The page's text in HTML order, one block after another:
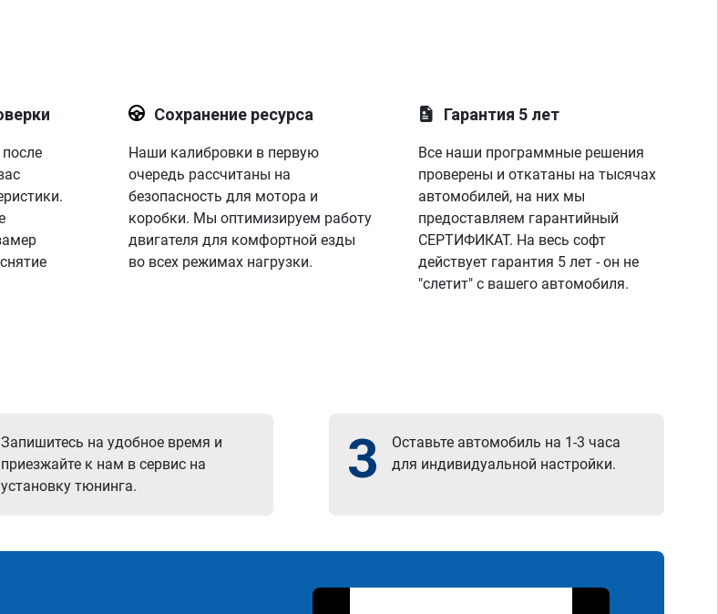
Сохранение ресурса
Наши калибровки в первую
очередь рассчитаны на
безопасность для мотора и
коробки. Мы оптимизируем работу
двигателя для комфортной езды
во всех режимах нагрузки.
Гарантия 5 лет
Все наши программные решения
проверены и откатаны на тысячах
автомобилей, на них мы
предоставляем гарантийный
СЕРТИФИКАТ. На весь софт
действует гарантия 5 лет - он не
"слетит" с вашего автомобиля.
Запишитесь на удобное время и
приезжайте к нам в сервис на
установку тюнинга.
3
Оставьте автомобиль на 1-3 часа
для индивидуальной настройки.